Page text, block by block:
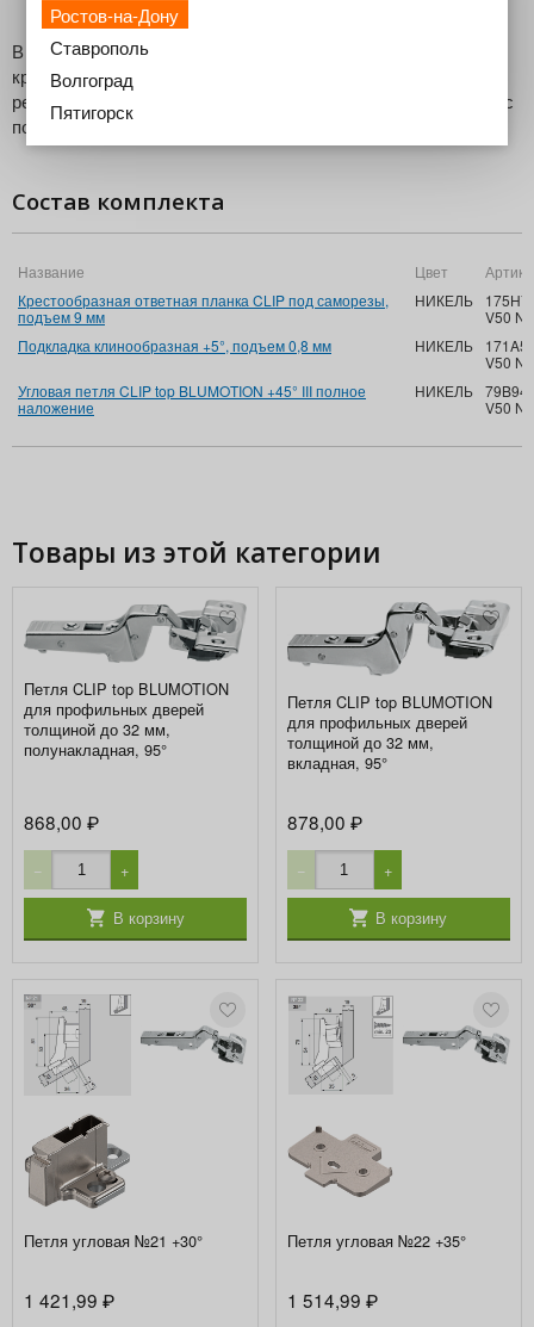
В комплект входят петля CLIP top BLUMOTION,
крестообразная ответная планка CLIP с подъемом 9 мм и
регулировкой эксцентриком, подкладка клинообразная +5° с
подъемом 0,8 мм
Состав комплекта
Название Цвет
Крестообразная ответная планка CLIP под саморезы,
подъем 9 мм
НИКЕЛЬ
V50 NI
Подкладка клинообразная +5°, подъем 0,8 мм
НИКЕЛЬ
V50 NI
Угловая петля CLIP top BLUMOTION +45° III полное
наложение
НИКЕЛЬ
V50 NI
Товары из этой категории
Петля CLIP top BLUMOTION
для профильных дверей
толщиной до 32 мм,
полунакладная, 95°
868,00₽
− +
В корзину
Петля CLIP top BLUMOTION
для профильных дверей
толщиной до 32 мм,
вкладная, 95°
878,00 ₽
− +
В корзину
Петля угловая №21 +30°
1 421,99₽
Петля угловая №22 +35°
1 514,99 ₽
Ростов-на-Дону
Ставрополь
Волгоград
Пятигорск